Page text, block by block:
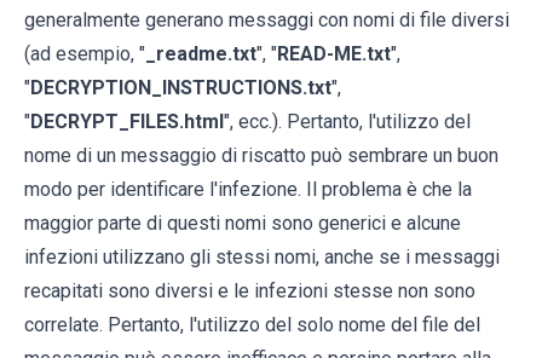
generalmente generano messaggi con nomi di file diversi
(ad esempio, " _readme.txt", "READ-ME.txt",
"DECRYPTION_INSTRUCTIONS.txt",
"DECRYPT_FILES.html", ecc.). Pertanto, l'utilizzo del
nome di un messaggio di riscatto può sembrare un buon
modo per identificare l'infezione. Il problema è che la
maggior parte di questi nomi sono generici e alcune
infezioni utilizzano gli stessi nomi, anche se i messaggi
recapitati sono diversi e le infezioni stesse non sono
correlate. Pertanto, l'utilizzo del solo nome del file del